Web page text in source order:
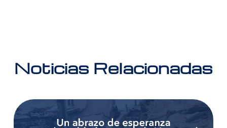
Noticias Relacionadas